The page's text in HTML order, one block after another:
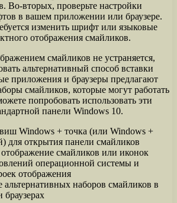
Во-вторых, проверьте настройки
в вашем приложении или браузере.
изменить шрифт или языковые
отображения смайликов.
смайликов не устраняется,
альтернативный способ вставки
приложения и браузеры предлагают
смайликов, которые могут работать
попробовать использовать эти
панели Windows 10.
Windows + точка (или Windows +
для открытия панели смайликов
смайликов или иконок
операционной системы и
отображения
альтернативных наборов смайликов в